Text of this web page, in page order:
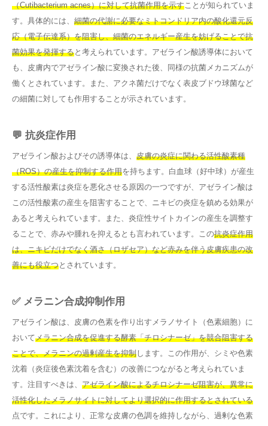
（Cutibacterium acnes）に対して抗菌作用を示すことが知られていま
す。具体的には、 細菌の代謝に必要なミトコンドリア内の酸化還元反
応（電子伝達系）を阻害し、細菌のエネルギー産生を妨げることで抗
菌効果を発揮すると考えられています。アゼライン酸誘導体において
も、皮膚内でアゼライン酸に変換された後、同様の抗菌メカニズムが
働くとされています。また、アクネ菌だけでなく表皮ブドウ球菌など
の細菌に対しても作用することが示されています。
💬 抗炎症作用
アゼライン酸およびその誘導体は、 皮膚の炎症に関わる活性酸素種
（ROS）の産生を抑制する作用を持ちます。白血球（好中球）が産生
する活性酸素は炎症を悪化させる原因の一つですが、アゼライン酸は
この活性酸素の産生を阻害することで、ニキビの炎症を鎮める効果が
あると考えられています。また、炎症性サイトカインの産生を調整す
ることで、赤みや腫れを抑えるとも言われています。この抗炎症作用
は、ニキビだけでなく酒さ（ロザセア）など赤みを伴う皮膚疾患の改
善にも役立つとされています。
✅ メラニン合成抑制作用
アゼライン酸は、皮膚の色素を作り出すメラノサイト（色素細胞）に
おいてメラニン合成を促進する酵素「チロシナーゼ」を競合阻害する
ことで、メラニンの過剰産生を抑制 します。この作用が、シミや色素
沈着（炎症後色素沈着を含む）の改善につながると考えられていま
す。注目すべきは、 アゼライン酸によるチロシナーゼ阻害が、異常に
活性化したメラノサイトに対してより選択的に作用するとされている
点です。これにより、正常な皮膚の色調を維持しながら、過剰な色素